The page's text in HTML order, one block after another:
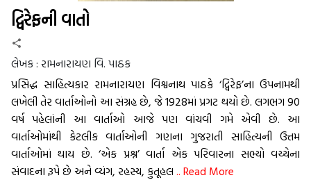
દ્વિરેફની વાતો
લેખક : રામનારાયણ વિ. પાઠક
પ્રસિદ્ધ સાહિત્યકાર રામનારાયણ વિશ્વનાથ પાઠકે ‘દ્વિરેફ’ના ઉપનામથી
લખેલી તેર વાર્તાઓનો આ સંગ્રહ છે, જે 1928માં પ્રગટ થયો છે. લગભગ 90
વર્ષ પહેલાંની આ વાર્તાઓ આજે પણ વાંચવી ગમે એવી છે. આ
વાર્તાઓમાંથી કેટલીક વાર્તાઓની ગણના ગુજરાતી સાહિત્યની ઉત્તમ
વાર્તાઓમાં થાય છે. ‘એક પ્રશ્ન’ વાર્તા એક પરિવારના સભ્યો વચ્ચેના
સંવાદના રૂપે છે અને વ્યંગ, રહસ્ય, કુતૂહલ .. Read More